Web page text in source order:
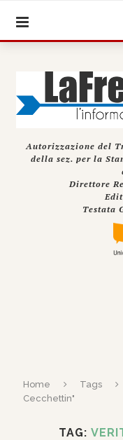
Autorizzazione del
della sez. per la
Direttore
Testata
Home Tags
Cecchettin"
TAG: